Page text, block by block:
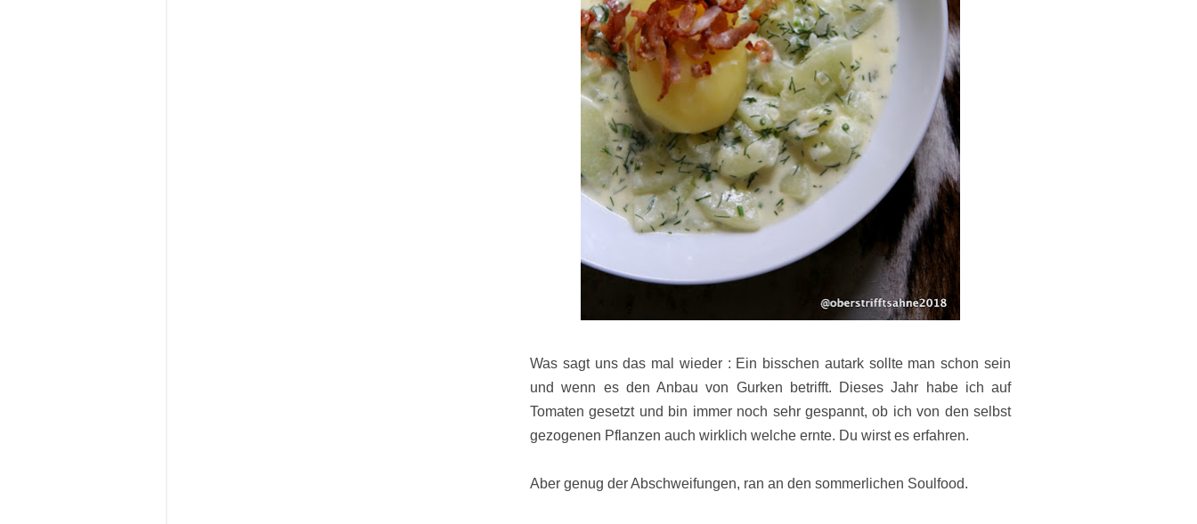
Was sagt uns das mal wieder : Ein bisschen autark sollte man schon sein
und wenn es den Anbau von Gurken betrifft. Dieses Jahr habe ich auf
Tomaten gesetzt und bin immer noch sehr gespannt, ob ich von den selbst
gezogenen Pflanzen auch wirklich welche ernte. Du wirst es erfahren.
Aber genug der Abschweifungen, ran an den sommerlichen Soulfood.